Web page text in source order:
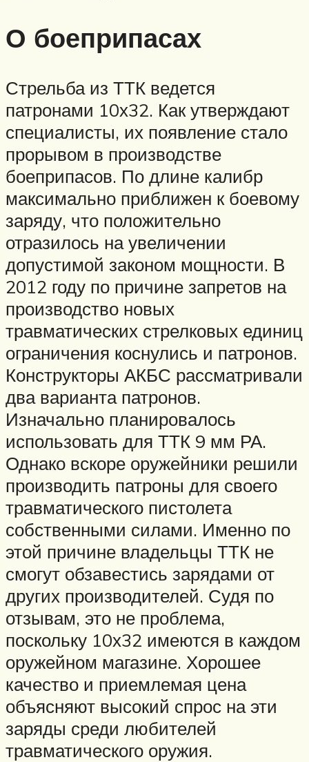
О боеприпасах
Стрельба из ТТК ведется
патронами 10х32. Как утверждают
специалисты, их появление стало
прорывом в производстве
боеприпасов. По длине калибр
максимально приближен к боевому
заряду, что положительно
отразилось на увеличении
допустимой законом мощности. В
2012 году по причине запретов на
производство новых
травматических стрелковых единиц
ограничения коснулись и патронов.
Конструкторы АКБС рассматривали
два варианта патронов.
Изначально планировалось
использовать для ТТК 9 мм РА.
Однако вскоре оружейники решили
производить патроны для своего
травматического пистолета
собственными силами. Именно по
этой причине владельцы ТТК не
смогут обзавестись зарядами от
других производителей. Судя по
отзывам, это не проблема,
поскольку 10х32 имеются в каждом
оружейном магазине. Хорошее
качество и приемлемая цена
объясняют высокий спрос на эти
заряды среди любителей
травматического оружия.